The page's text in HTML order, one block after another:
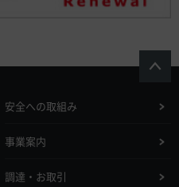
安全への取組み
事業案内
調達・お取引